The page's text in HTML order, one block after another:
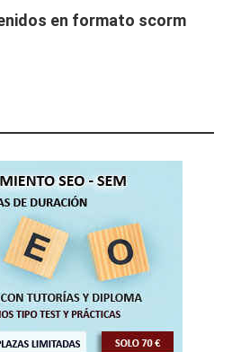
en formato scorm